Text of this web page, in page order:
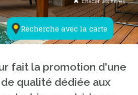
Recherche avec la carte
fait la promotion d'une
qualité dédiée aux